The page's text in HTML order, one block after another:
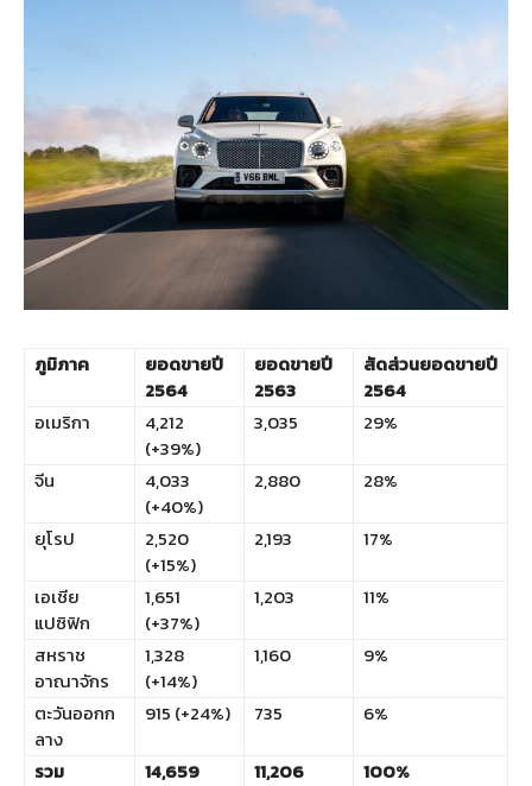
ภูมิภาค
ยอดขายปี
2564
ยอดขายปี
2563
สัดส่วนยอดขายปี
2564
อเมริกา
4,212
(+39%)
3,035 29%
จีน
4,033
(+40%)
2,880 28%
ยุโรป
2,520
(+15%)
2,193 17%
เอเชีย
แปซิฟิก
1,651
(+37%)
1,203 11%
สหราช
อาณาจักร
1,328
(+14%)
1,160 9%
ตะวันออกก
ลาง
915 (+24%) 735 6%
รวม
14,659
11,206 100%